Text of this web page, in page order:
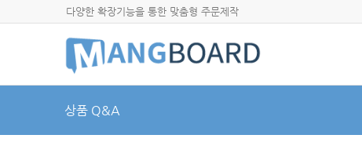
다양한 확장기능을 통한 맞춤형 주문제작
상품 Q&A